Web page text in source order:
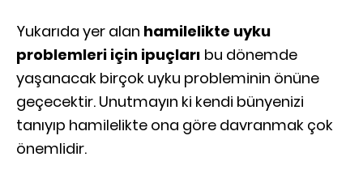
Yukarıda yer alan hamilelikte uyku
problemleri için ipuçları bu dönemde
yaşanacak birçok uyku probleminin önüne
geçecektir. Unutmayın ki kendi bünyenizi
tanıyıp hamilelikte ona göre davranmak çok
önemlidir.